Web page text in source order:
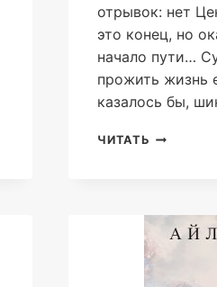
отрывок: нет
это конец, но
начало пути…
прожить жизнь
казалось бы,
ЧИТАТЬ ХОЗЯЙКА